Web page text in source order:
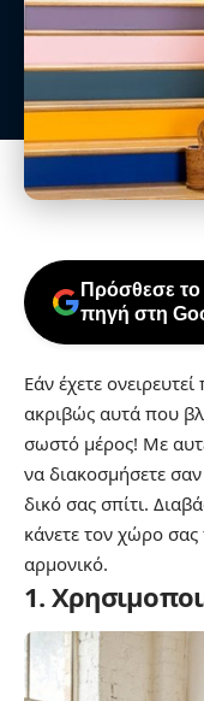
Πρόσθεσε
πηγή στη
Εάν έχετε
ακριβώς αυτά που
σωστό μέρος! Με
να διακοσμήσετε σαν
δικό σας σπίτι.
κάνετε τον χώρο
αρμονικό.
1.